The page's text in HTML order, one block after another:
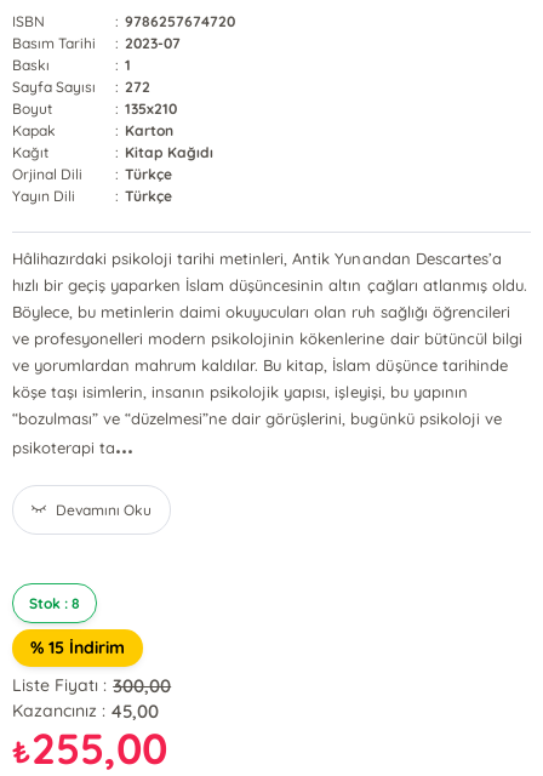
ISBN : 9786257674720
Basım Tarihi
: 2023-07
Baskı
: 1
Sayfa Sayısı
: 272
Boyut
: 135x210
Kapak
: Karton
Kağıt
: Kitap Kağıdı
Orjinal Dili
: Türkçe
Yayın Dili
: Türkçe
Hâlihazırdaki psikoloji tarihi metinleri, Antik Yunandan Descartes’a
hızlı bir geçiş yaparken İslam düşüncesinin altın çağları atlanmış oldu.
Böylece, bu metinlerin daimi okuyucuları olan ruh sağlığı öğrencileri
ve profesyonelleri modern psikolojinin kökenlerine dair bütüncül bilgi
ve yorumlardan mahrum kaldılar. Bu kitap, İslam düşünce tarihinde
köşe taşı isimlerin, insanın psikolojik yapısı, işleyişi, bu yapının
“bozulması” ve “düzelmesi”ne dair görüşlerini, bugünkü psikoloji ve
psikoterapi ta...
Devamını Oku
Stok : 8
% 15 İndirim
Liste Fiyatı : 300,00
Kazancınız : 45,00
₺255,00